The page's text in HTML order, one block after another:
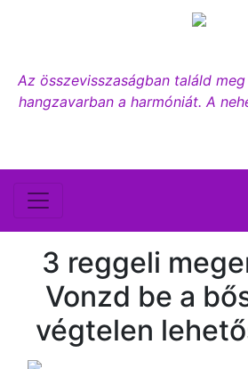
Az összevisszaságban találd
hangzavarban a harmóniát. A
3 reggeli
Vonzd be a
végtelen